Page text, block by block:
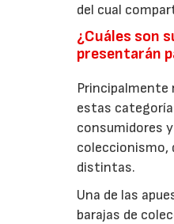
del cual
¿Cuáles son
presentarán
Principalmente
estas
consumidores
coleccionismo,
distintas.
Una de las
barajas de